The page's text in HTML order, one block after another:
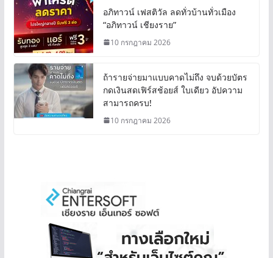
อภิทาวน์ เฟสติวัล ลดทั่วบ้านทั่วเมือง
“อภิทาวน์ เชียงราย”
10 กรกฎาคม 2026
ถ้ารายจ่ายมาแบบคาดไม่ถึง จบด้วยบัตร
กดเงินสดเฟิร์สช้อยส์ ใบเดียว อัปความ
สามารถครบ!
10 กรกฎาคม 2026